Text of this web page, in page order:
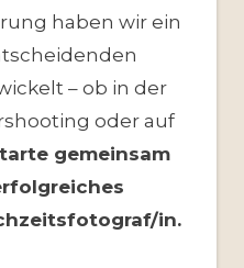
haben wir ein
– ob in der
oder auf
gemeinsam
in.